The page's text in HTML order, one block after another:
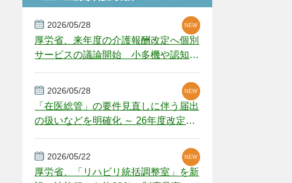
2026/05/28
厚労省、来年度の介護報酬改定へ個別
サービスの議論開始 小多機や認知症
NEW
NEW
NEW
2026/05/28
「在医総管」の要件見直しに伴う届出
の扱いなどを明確化 ～ 26年度改定疑
NEW
NEW
2026/05/22
厚労省、「リハビリ統括調整室」を新
NEW